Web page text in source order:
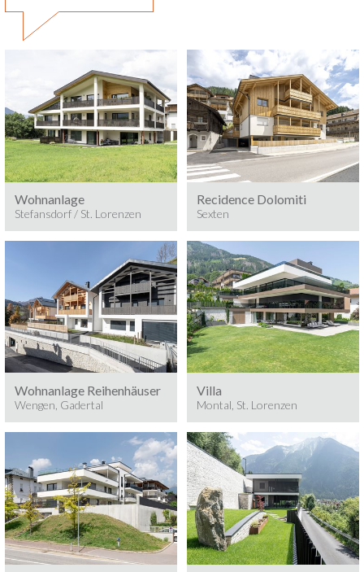
Wohnanlage
Stefansdorf / St. Lorenzen
Baumeisterarbeiten
2025/24
STEFANSDORF / ST.
LORENZEN
Recidence Dolomiti
Sexten
Baumeisterarbeiten
2025/24
SEXTEN
Wohnanlage Reihenhäuser
Wengen, Gadertal
Baumeisterarbiten
WENGEN, GADERTAL
Villa
Montal, St. Lorenzen
Baumeisterarbeiten
MONTAL, ST. LORENZEN
Baumeisterarbeiten
BRUNECK
Baumeisterarbeiten
SAND IN TAUFERS